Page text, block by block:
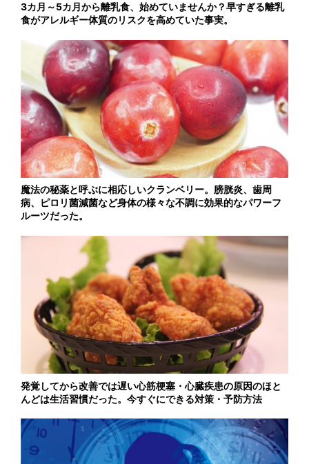
3カ月～5カ月から離乳食、始めていませんか？早すぎる離乳
食がアレルギー体質のリスクを高めていた事実。
魔法の秘薬と呼ぶに相応しいクランベリー。膀胱炎、歯周
病、ピロリ菌減菌など身体の様々な不調に効果的なパワーフ
ルーツだった。
発覚してから改善では遅い心筋梗塞・心臓疾患の原因のほと
んどは生活習慣だった。今すぐにできる対策・予防方法